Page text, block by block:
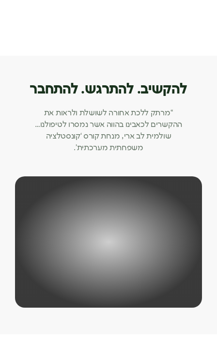
להקשיב. להתרגש. להתחבר
“מרתק ללכת אחורה לשושלת ולראות את
ההקשרים לכאבינו בהווה אשר נמסרו לטיפולנו…
שולמית לב ארי, מנחת קורס ‘קונסטלציה
משפחתית מערכתית’.